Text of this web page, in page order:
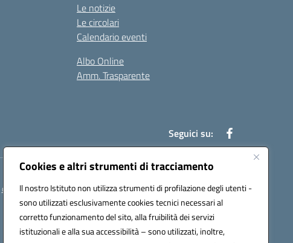
Cookies e altri strumenti di tracciamento
Il nostro Istituto non utilizza strumenti di profilazione degli utenti -
sono utilizzati esclusivamente cookies tecnici necessari al
corretto funzionamento del sito, alla fruibilità dei servizi
istituzionali e alla sua accessibilità – sono utilizzati, inoltre,
Le notizie
Le circolari
Calendario eventi
Albo Online
Amm. Trasparente
Seguici su:
ceic8an00r@pec.istruzione.it